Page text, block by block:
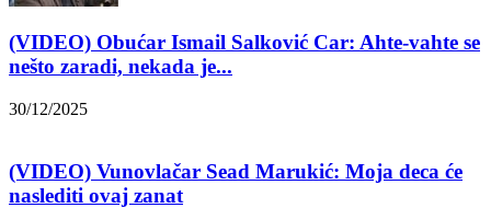
(VIDEO) Obućar Ismail Salković Car: Ahte-vahte se
nešto zaradi, nekada je...
30/12/2025
(VIDEO) Vunovlačar Sead Marukić: Moja deca će
naslediti ovaj zanat